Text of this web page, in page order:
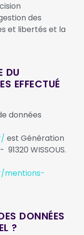
des
et libertés et la
DU
EFFECTUÉ
données
est Génération
WISSOUS.
mentions-
DONNÉES
?